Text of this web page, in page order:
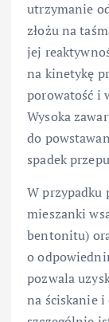
utrzymanie
złożu na
jej
na kinetykę
porowatość i
Wysoka
do
spadek
W przypadku
mieszanki
bentonitu)
o
pozwala
na ściskanie